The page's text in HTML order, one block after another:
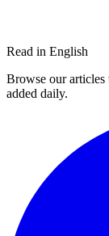
Read in English
Browse our articles
added daily.